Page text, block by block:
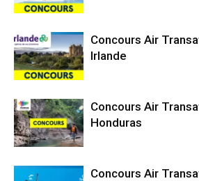
Concours Air
Irlande
Concours Air
Honduras
Concours Air